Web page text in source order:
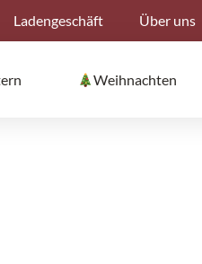
Ladengeschäft Über uns
Weihnachten